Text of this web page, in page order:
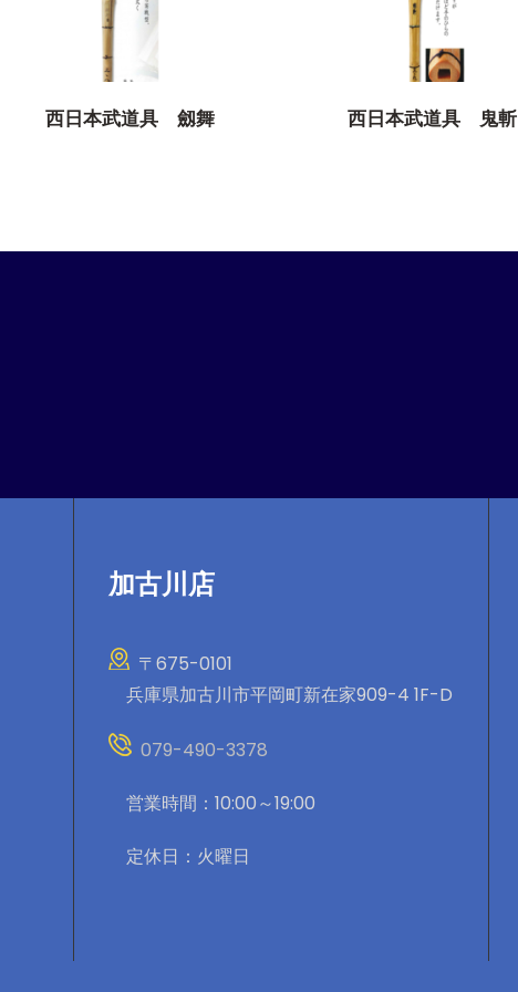
西日本武道具 劔舞 西日本武道具 鬼斬
加古川店
〒675-0101
兵庫県加古川市平岡町新在家909-4 1F-D
079-490-3378
営業時間：10:00～19:00
定休日：火曜日